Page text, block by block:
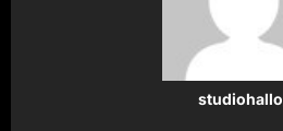
studiohallo_